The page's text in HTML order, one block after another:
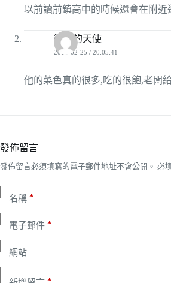
以前讀前鎮高中的時候還會在附近
微笑的天使
2011-02-25 / 20:05:41
他的菜色真的很多,吃的很飽,老闆
發佈留言
發佈留言必須填寫的電子郵件地址不會公開。 必
名稱*
電子郵件*
網站